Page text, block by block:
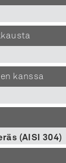
kanssa
(AISI 304)